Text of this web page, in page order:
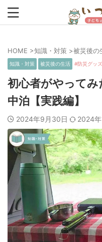
タグから探す
0次の備え 1次の備え
アプリ インタビュー
ツール ママ防災士リ
ローリングストック
停電 備蓄 収納
夏 外出中 外出先
暮らし方 検証 特
衛生用品 被災中
HOME >知識・対策 >被災後の
知識・対策 被災後の生活 防災グッズ
初心者がやって
中泊【実践編】
2024年9月30日 2024